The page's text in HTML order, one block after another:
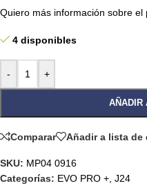
Quiero más información sobre el
4 disponibles
- +
AÑADIR
Comparar Añadir a lista de
SKU: MP04 0916
Categorías: EVO PRO + J24